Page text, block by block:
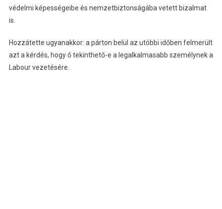
védelmi képességeibe és nemzetbiztonságába vetett bizalmat
is.
Hozzátette ugyanakkor: a párton belül az utóbbi időben felmerült
azt a kérdés, hogy ő tekinthető-e a legalkalmasabb személynek a
Labour vezetésére.